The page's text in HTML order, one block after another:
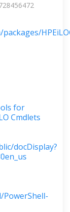
for
Cmdlets
docDisplay?